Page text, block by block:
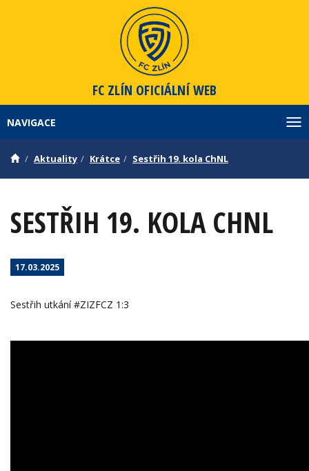
FC ZLÍN OFICIÁLNÍ WEB
NAVIGACE
Aktuality Krátce Sestřih 19. kola ChNL
SESTŘIH 19. KOLA CHNL
17.03.2025
Sestřih utkání #ZIZFCZ 1:3